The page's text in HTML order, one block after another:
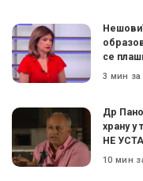
се
3 мин
Др
храну у
НЕ
10 мин